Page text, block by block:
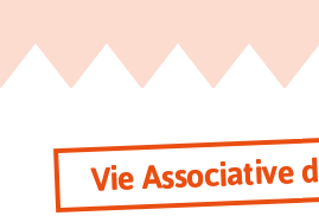
Vie Associative